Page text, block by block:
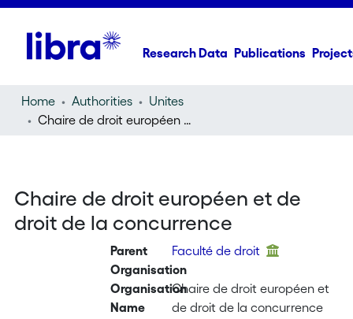
Research Data Publications
Home Authorities
Unites
Chaire de droit européen et de droit de la concurrence
Chaire de droit européen et de
droit de la concurrence
Parent
Organisation
Faculté de droit
Organisation
Name
Chaire de droit européen et
de droit de la concurrence